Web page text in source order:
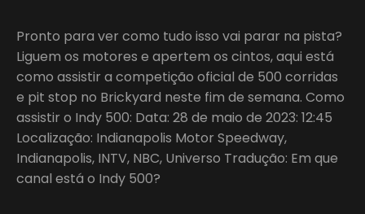
Pronto para ver como tudo isso vai parar na pista?
Liguem os motores e apertem os cintos, aqui está
como assistir a competição oficial de 500 corridas
e pit stop no Brickyard neste fim de semana. Como
assistir o Indy 500: Data: 28 de maio de 2023: 12:45
Localização: Indianapolis Motor Speedway,
Indianapolis, INTV, NBC, Universo Tradução: Em que
canal está o Indy 500?